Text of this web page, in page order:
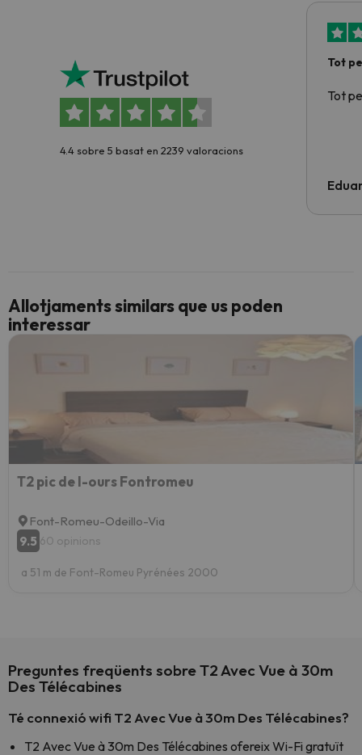
4.4 sobre 5 basat en 2239 valoracions
Tot
Tot
Allotjaments similars que us poden
interessar
T2 pic de l-ours Fontromeu
Font-Romeu-Odeillo-Via
9.5 60 opinions
a 51 m de Font-Romeu Pyrénées 2000
Preguntes freqüents sobre T2 Avec Vue à 30m
Des Télécabines
Té connexió wifi T2 Avec Vue à 30m Des Télécabines?
T2 Avec Vue à 30m Des Télécabines ofereix Wi-Fi gratuït